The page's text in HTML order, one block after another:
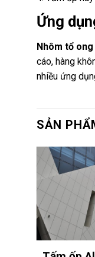
Ứng
Nhôm tổ ong
cáo, hàng
nhiều ứng
SẢN